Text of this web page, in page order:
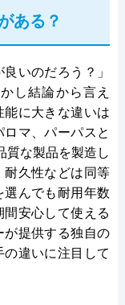
ある？
いのだろう？」
し結論から言え
に大きな違いは
マ、パーパスと
質な製品を製造し
耐久性などは同等
んでも耐用年数
安心して使える
が提供する独自の
違いに注目して